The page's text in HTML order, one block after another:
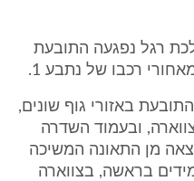
בהיותה הולכת רגל נפגעה התובעת
רכבו של נתבע 1.
באזורי גוף שונים,
ובעמוד השדרה
מן התאונה המשיכה
בראשה, בצווארה